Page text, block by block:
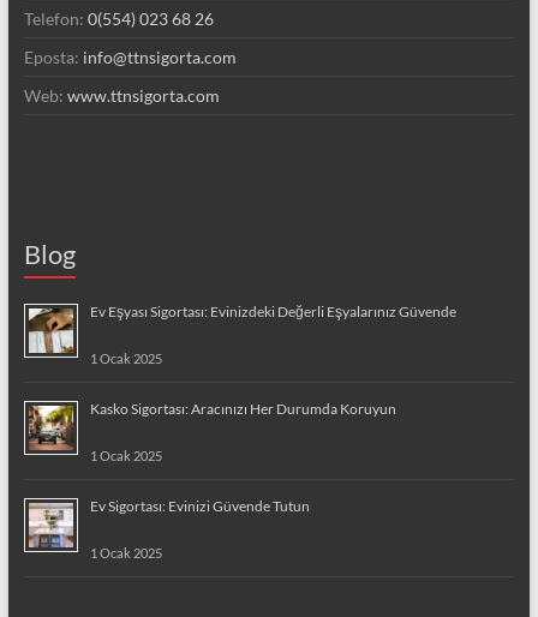
Telefon: 0(554) 023 68 26
Eposta: info@ttnsigorta.com
Web: www.ttnsigorta.com
Blog
Ev Eşyası Sigortası: Evinizdeki Değerli Eşyalarınız Güvende
1 Ocak 2025
Kasko Sigortası: Aracınızı Her Durumda Koruyun
1 Ocak 2025
Ev Sigortası: Evinizi Güvende Tutun
1 Ocak 2025